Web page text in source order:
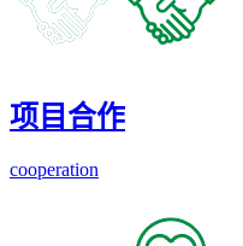
项目合作
cooperation